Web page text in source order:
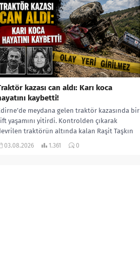
kazası can aldı: Karı koca
kaybetti!
meydana gelen traktör kazasında bir
yaşamını yitirdi. Kontrolden çıkarak
traktörün altında kalan Raşit Taşkın
eşi Fatma...
03.08.2026 1.361 0